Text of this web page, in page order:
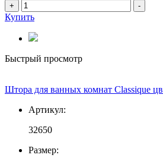
+ -
Купить
Быстрый просмотр
Штора для ванных комнат Classique
Артикул:
32650
Размер: